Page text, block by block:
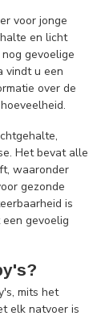
voor jonge
en licht
gevoelige
vindt u een
over de
Het bevat alle
waaronder
gezonde
is
gevoelig
mits het
elk natvoer is